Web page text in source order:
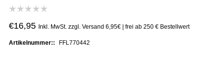
€16,95 Inkl. MwSt. zzgl. Versand 6,95€ | frei ab 250 € Bestellwert
Artikelnummer:: FFL770442